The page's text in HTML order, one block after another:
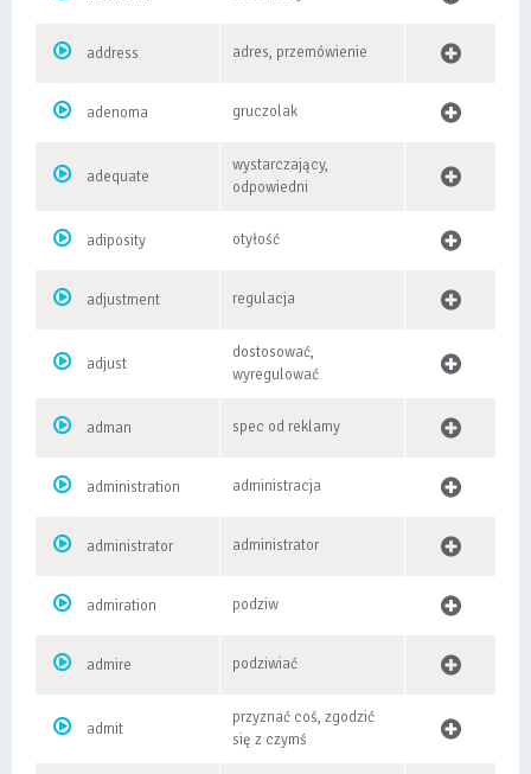
address adres, przemówienie
adenoma gruczolak
adequate
wystarczający,
odpowiedni
adiposity otyłość
adjustment regulacja
adjust
dostosować,
wyregulować
adman spec od reklamy
administration administracja
administrator administrator
admiration podziw
admire podziwiać
admit
przyznać coś, zgodzić
się z czymś